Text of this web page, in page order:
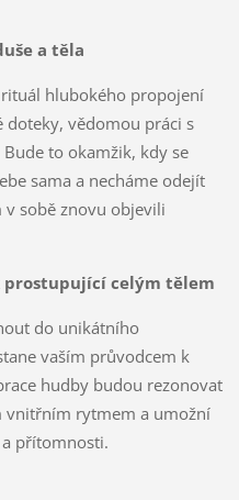
a těla
hlubokého propojení
vědomou práci s
to okamžik, kdy se
sama a necháme odejít
sobě znovu objevili
prostupující celým tělem
do unikátního
vaším průvodcem k
hudby budou rezonovat
vnitřním rytmem a umožní
přítomnosti.